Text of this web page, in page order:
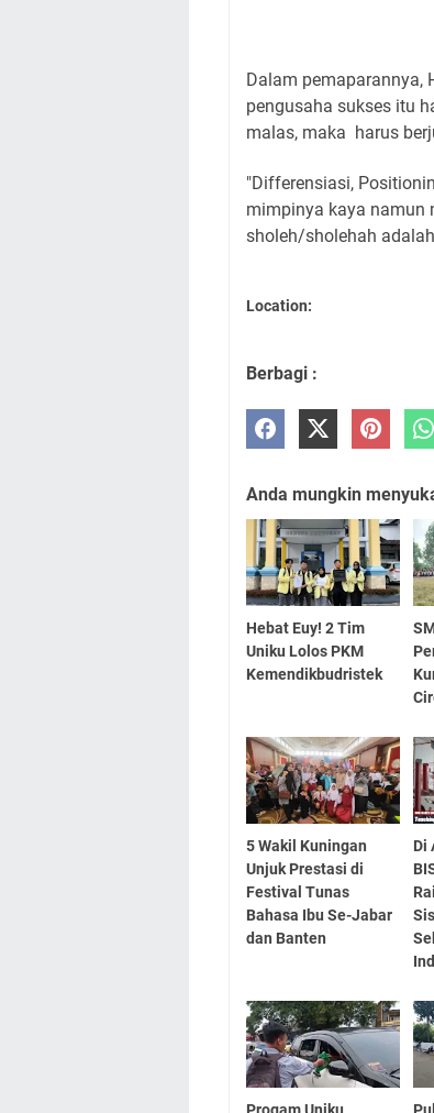
Dalam pemaparannya,
pengusaha sukses itu
malas, maka harus
"Differensiasi,
mimpinya kaya namun
sholeh/sholehah
Location:
Berbagi :
Anda mungkin
Hebat Euy! 2 Tim
Uniku Lolos PKM
Kemendikbudristek
5 Wakil Kuningan
Unjuk Prestasi di
Festival Tunas
Bahasa Ibu Se-Jabar
dan Banten
Di